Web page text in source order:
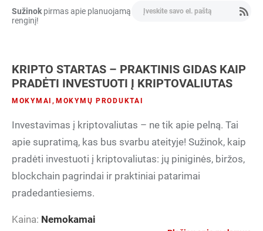
Sužinok pirmas apie planuojamą
renginį!
KRIPTO STARTAS – PRAKTINIS GIDAS KAIP
PRADĖTI INVESTUOTI Į KRIPTOVALIUTAS
MOKYMAI , MOKYMŲ PRODUKTAI
Investavimas į kriptovaliutas – ne tik apie pelną. Tai
apie supratimą, kas bus svarbu ateityje! Sužinok, kaip
pradėti investuoti į kriptovaliutas: jų piniginės, biržos,
blockchain pagrindai ir praktiniai patarimai
pradedantiesiems.
Kaina: Nemokamai